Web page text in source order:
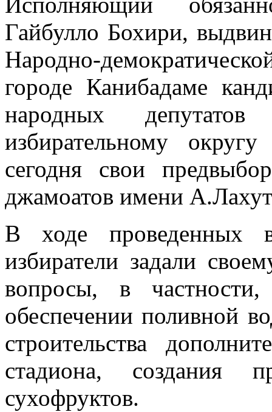
Гайбулло Бохири,
Народно-
городе Канибадаме
народных
избирательному
сегодня свои
джамоатов имени
В ходе проведенных
избиратели задали
вопросы, в
обеспечении поливной
строительства
стадиона, создания
сухофруктов.